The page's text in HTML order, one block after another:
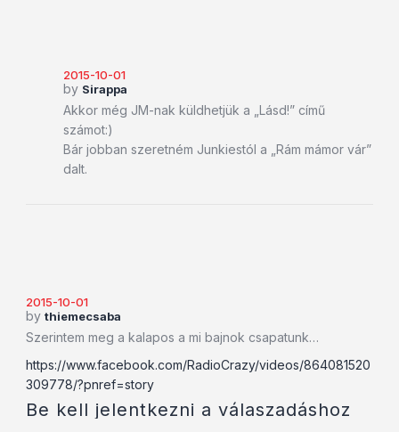
2015-10-01
by Sirappa
Akkor még JM-nak küldhetjük a „Lásd!” című
számot:)
Bár jobban szeretném Junkiestól a „Rám mámor vár”
dalt.
2015-10-01
by thiemecsaba
Szerintem meg a kalapos a mi bajnok csapatunk…
https://www.facebook.com/RadioCrazy/videos/864081520
309778/?pnref=story
Be kell jelentkezni a válaszadáshoz